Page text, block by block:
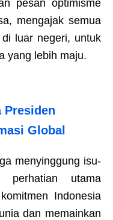
pesan optimisme
mengajak semua
luar negeri, untuk
yang lebih maju.
Presiden
Global
menyinggung isu-
utama
Indonesia
dan memainkan